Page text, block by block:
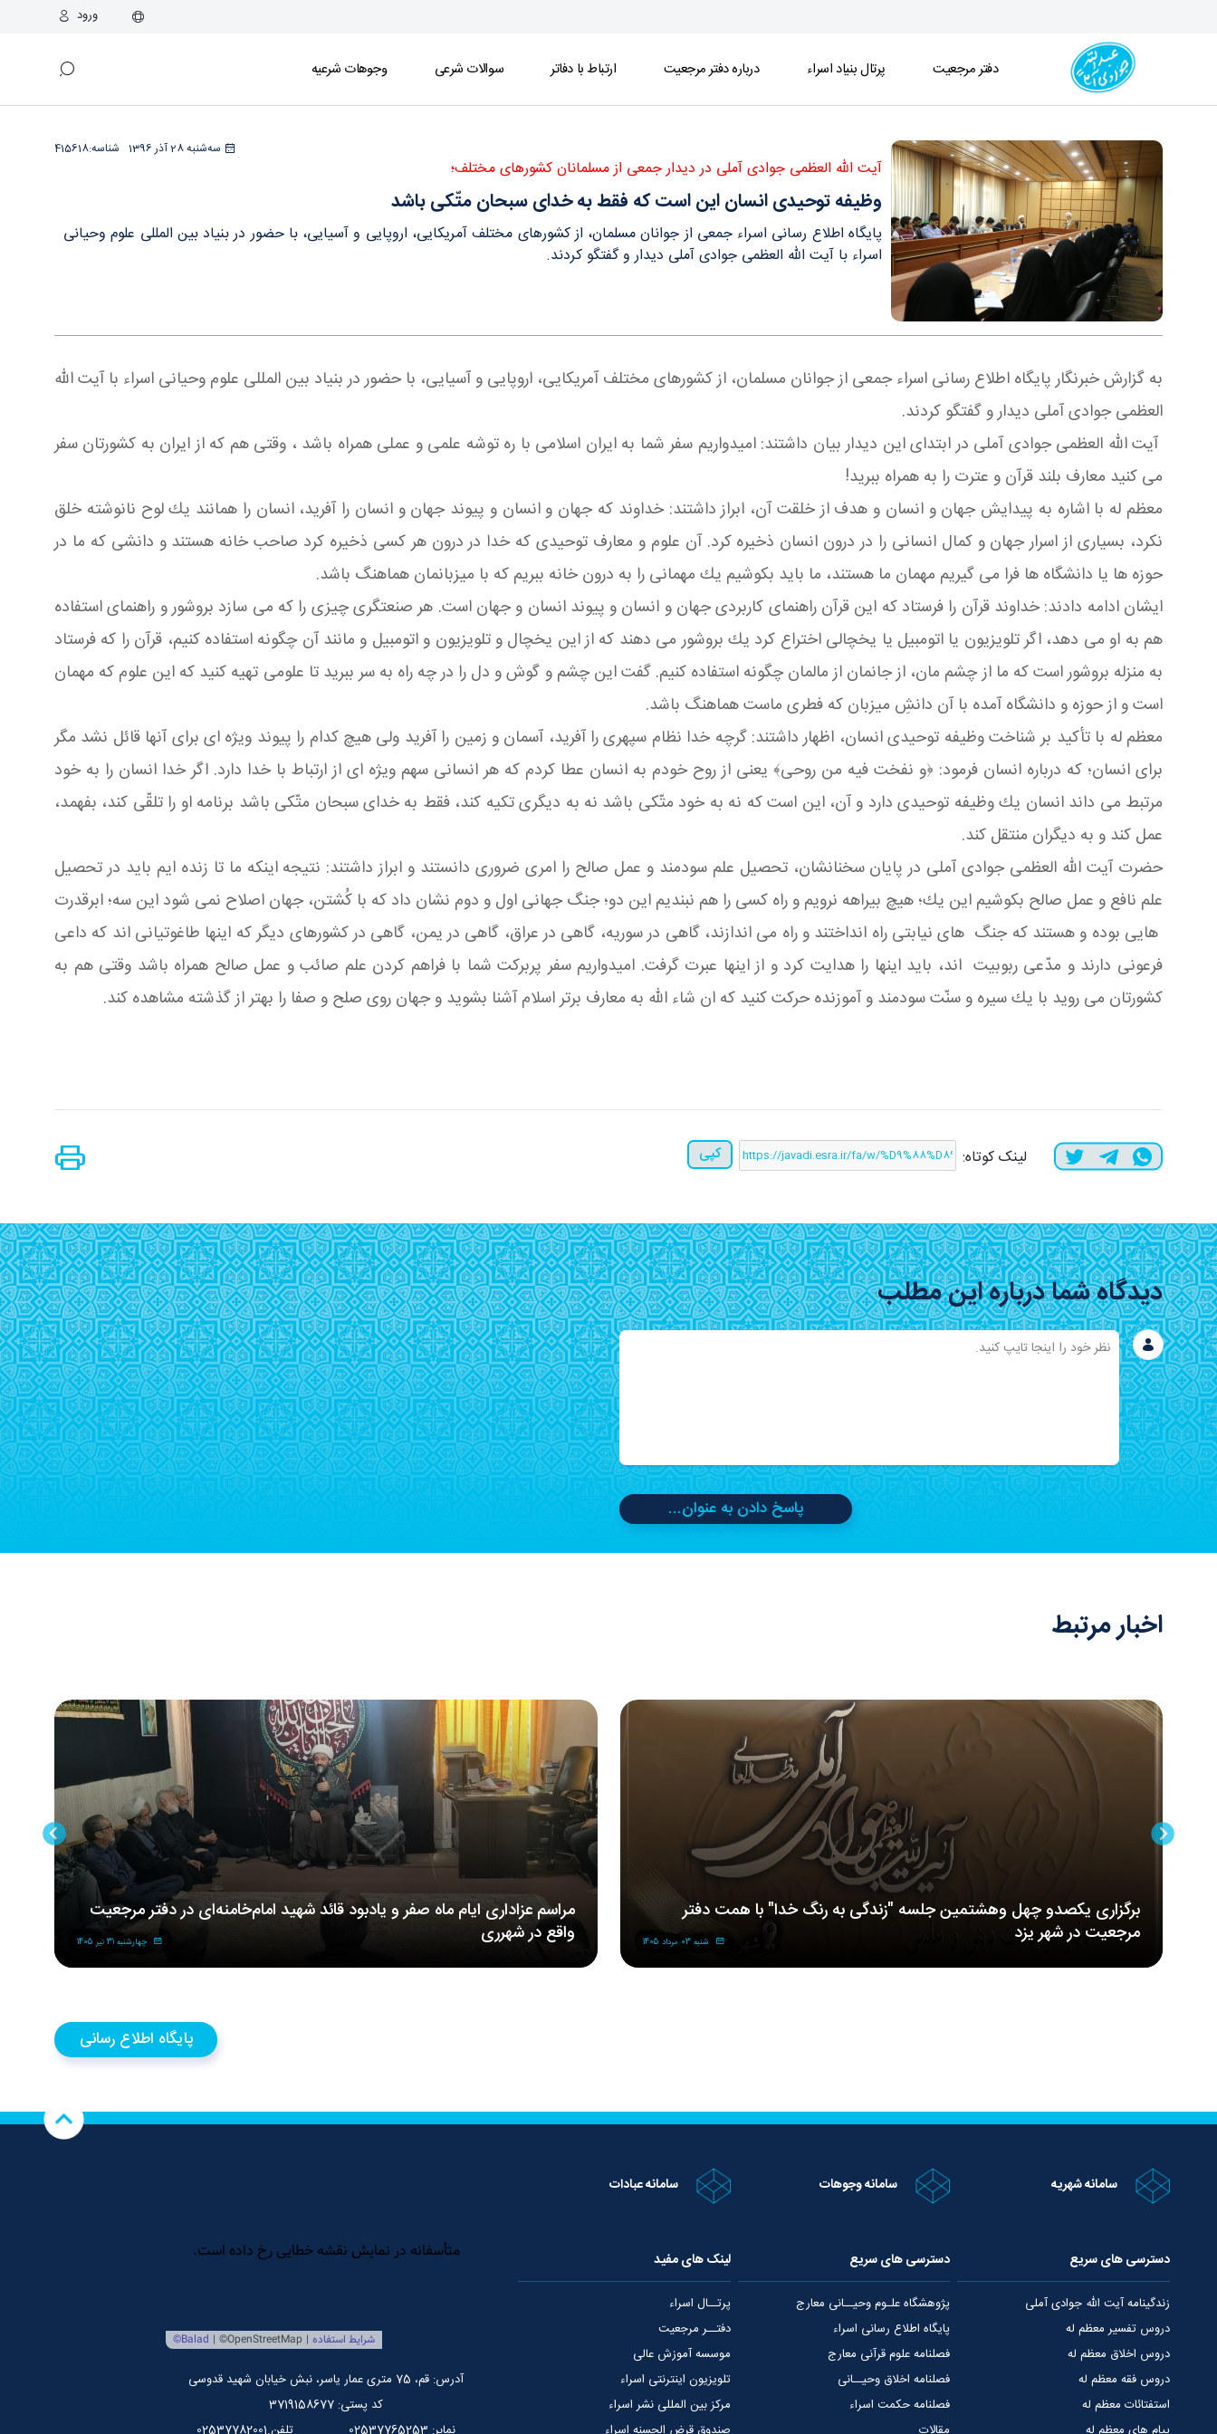
ورود
دفتر مرجعیت پرتال بنیاد اسراء درباره دفتر مرجعیت ارتباط با دفاتر سوالات شرعی وجوهات شرعیه
سه‌شنبه 28 آذر 1396 415618شناسه:
آیت الله العظمی جوادی آملی در دیدار جمعی از مسلمانان کشورهای مختلف؛
وظیفه توحیدی انسان این است که فقط به خدای سبحان متّكی باشد
پایگاه اطلاع رسانی اسراء جمعی از جوانان مسلمان، از کشورهای مختلف آمریکایی، اروپایی و آسیایی، با حضور در بنیاد بین المللی علوم وحیانی
اسراء با آیت الله العظمی جوادی آملی دیدار و گفتگو كردند.
به گزارش خبرنگار پایگاه اطلاع رسانی اسراء جمعی از جوانان مسلمان، از کشورهای مختلف آمریکایی، اروپایی و آسیایی، با حضور در بنیاد بین المللی علوم وحیانی اسراء با آیت الله
العظمی جوادی آملی دیدار و گفتگو كردند.
آیت الله العظمی جوادی آملی در ابتدای این دیدار بیان داشتند: امیدواریم سفر شما به ایران اسلامی با ره توشه علمی و عملی همراه باشد ، وقتی هم كه از ایران به كشورتان سفر
می كنید معارف بلند قرآن و عترت را به همراه ببرید!
معظم له با اشاره به پیدایش جهان و انسان و هدف از خلقت آن، ابراز داشتند: خداوند كه جهان و انسان و پیوند جهان و انسان را آفرید، انسان را همانند یك لوح نانوشته خلق
نكرد، بسیاری از اسرار جهان و كمال انسانی را در درون انسان ذخیره كرد. آن علوم و معارف توحیدی كه خدا در درون هر كسی ذخیره كرد صاحب خانه هستند و دانشی كه ما در
حوزه ها یا دانشگاه ها فرا می گیریم مهمان ما هستند، ما باید بكوشیم یك مهمانی را به درون خانه ببریم كه با میزبانمان هماهنگ باشد.
ایشان ادامه دادند: خداوند قرآن را فرستاد كه این قرآن راهنمای كاربردی جهان و انسان و پیوند انسان و جهان است. هر صنعتگری چیزی را كه می سازد بروشور و راهنمای استفاده
هم به او می دهد، اگر تلویزیون یا اتومبیل یا یخچالی اختراع كرد یك بروشور می دهند كه از این یخچال و تلویزیون و اتومبیل و مانند آن چگونه استفاده كنیم، قرآن را كه فرستاد
به منزله بروشور است كه ما از چشم مان، از جانمان از مالمان چگونه استفاده كنیم. گفت این چشم و گوش و دل را در چه راه به سر ببرید تا علومی تهیه كنید كه این علوم كه مهمان
است و از حوزه و دانشگاه آمده با آن دانشِ میزبان كه فطری ماست هماهنگ باشد.
معظم له با تأكید بر شناخت وظیفه توحیدی انسان، اظهار داشتند: گرچه خدا نظام سپهری را آفرید، آسمان و زمین را آفرید ولی هیچ كدام را پیوند ویژه ای برای آنها قائل نشد مگر
برای انسان؛ كه درباره انسان فرمود: ﴿و نفخت فیه من روحی﴾ یعنی از روح خودم به انسان عطا كردم كه هر انسانی سهم ویژه ای از ارتباط با خدا دارد. اگر خدا انسان را به خود
مرتبط می داند انسان یك وظیفه توحیدی دارد و آن، این است كه نه به خود متّكی باشد نه به دیگری تكیه كند، فقط به خدای سبحان متّكی باشد برنامه او را تلقّی كند، بفهمد،
عمل كند و به دیگران منتقل كند.
حضرت آیت الله العظمی جوادی آملی در پایان سخنانشان، تحصیل علم سودمند و عمل صالح را امری ضروری دانستند و ابراز داشتند: نتیجه اینكه ما تا زنده ایم باید در تحصیل
علم نافع و عمل صالح بكوشیم این یك؛ هیچ بیراهه نرویم و راه كسی را هم نبندیم این دو؛ جنگ جهانی اول و دوم نشان داد كه با كُشتن، جهان اصلاح نمی شود این سه؛ ابرقدرت
هایی بوده و هستند كه جنگ های نیابتی راه انداختند و راه می اندازند، گاهی در سوریه، گاهی در عراق، گاهی در یمن، گاهی در كشورهای دیگر كه اینها طاغوتیانی اند كه داعی
فرعونی دارند و مدّعی ربوبیت اند، باید اینها را هدایت كرد و از اینها عبرت گرفت. امیدواریم سفر پربركت شما با فراهم كردن علم صائب و عمل صالح همراه باشد وقتی هم به
كشورتان می روید با یك سیره و سنّت سودمند و آموزنده حركت كنید كه ان شاء الله به معارف برتر اسلام آشنا بشوید و جهان روی صلح و صفا را بهتر از گذشته مشاهده كند.
لینک کوتاه: کپی
دیدگاه شما درباره این مطلب
پاسخ دادن به عنوان...
اخبار مرتبط
برگزاری یکصدو چهل وهشتمین جلسه "زندگی به رنگ خدا" با همت دفتر
مرجعیت در شهر یزد
شنبه 03 مرداد 1405
مراسم‌ عزاداری‌ ایام ماه صفر و یادبود قائد شهید امام‌خامنه‌ای در دفتر مرجعیت
واقع در شهرری
چهارشنبه 31 تیر 1405
پایگاه اطلاع رسانی
سامانه شهریه سامانه وجوهات سامانه عبادات
دسترسی های سریع
زندگینامه آیت الله جوادی آملی
دروس تفسیر معظم له
دروس اخلاق معظم له
دروس فقه معظم له
استفتائات معظم له
پیام های معظم له
دسترسی های سریع
پژوهشگاه علـوم وحیــانی معارج
پایگاه اطلاع رسانی اسراء
فصلنامه علوم قرآنی معارج
فصلنامه اخلاق وحیــانی
فصلنامه حکمت اسراء
مقالات
لینک های مفید
پرتــال اسراء
دفتــر مرجعیت
موسسه آموزش عالی
تلویزیون اینترنتی اسراء
مرکز بین المللی نشر اسراء
صندوق قرض الحسنه اسراء
آدرس: قم، 75 متری عمار یاسر، نبش خیابان شهید قدوسی
کد پستی: 3719158677
نمابر: 02537765253
تلفن.02537782001